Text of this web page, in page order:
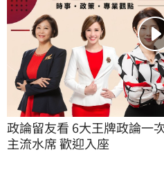
政論留友看 6大王牌政論一
主流水席 歡迎入座